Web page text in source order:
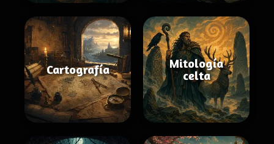
Cartografía
Mitología
celta